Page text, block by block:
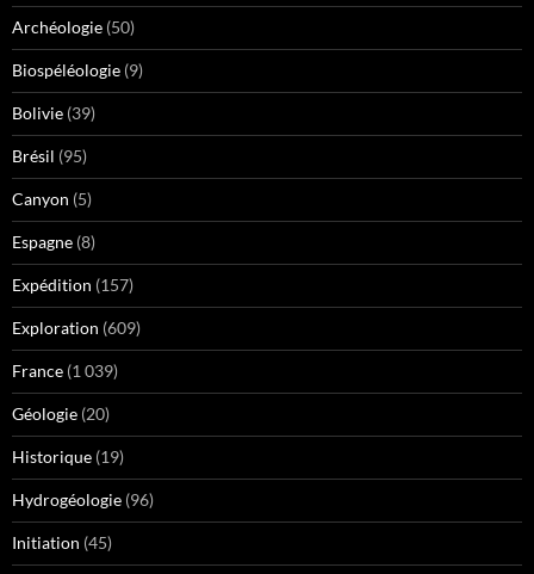
Archéologie (50)
Biospéléologie (9)
Bolivie (39)
Brésil (95)
Canyon (5)
Espagne (8)
Expédition (157)
Exploration (609)
France (1 039)
Géologie (20)
Historique (19)
Hydrogéologie (96)
Initiation (45)